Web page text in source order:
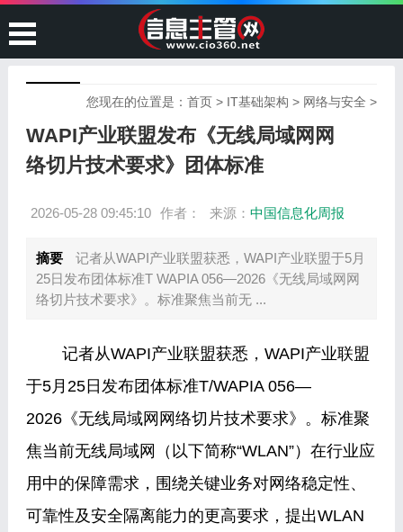
您现在的位置是：首页 > IT基础架构 > 网络与安全 >
WAPI产业联盟发布《无线局域网网
络切片技术要求》团体标准
2026-05-28 09:45:10 作者： 来源： 中国信息化周报
摘要
记者从WAPI产业联盟获悉，WAPI产业联盟于5月
25日发布团体标准T WAPIA 056—2026《无线局域网网
络切片技术要求》。标准聚焦当前无 ...
记者从WAPI产业联盟获悉，WAPI产业联盟
于5月25日发布团体标准T/WAPIA 056—
2026《无线局域网网络切片技术要求》。标准聚
焦当前无线局域网（以下简称“WLAN”）在行业应
用中的保障需求，围绕关键业务对网络稳定性、
可靠性及安全隔离能力的更高要求，提出WLAN